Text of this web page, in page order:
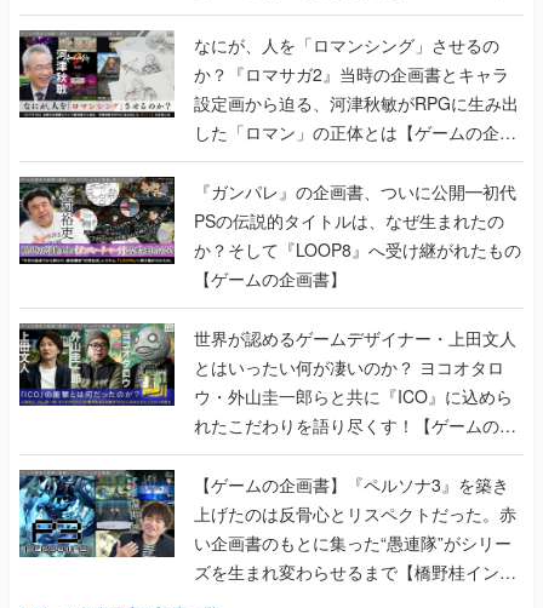
書】
なにが、人を「ロマンシング」させるの
か？『ロマサガ2』当時の企画書とキャラ
設定画から迫る、河津秋敏がRPGに生み出
した「ロマン」の正体とは【ゲームの企画
書】
『ガンパレ』の企画書、ついに公開━初代
PSの伝説的タイトルは、なぜ生まれたの
か？そして『LOOP8』へ受け継がれたもの
【ゲームの企画書】
世界が認めるゲームデザイナー・上田文人
とはいったい何が凄いのか？ ヨコオタロ
ウ・外山圭一郎らと共に『ICO』に込めら
れたこだわりを語り尽くす！【ゲームの企
画書】
【ゲームの企画書】『ペルソナ3』を築き
上げたのは反骨心とリスペクトだった。赤
い企画書のもとに集った“愚連隊”がシリー
ズを生まれ変わらせるまで【橋野桂インタ
ビュー】